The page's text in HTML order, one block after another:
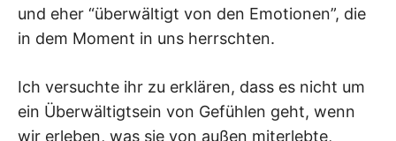
und eher “überwältigt von den Emotionen”, die
in dem Moment in uns herrschten.
Ich versuchte ihr zu erklären, dass es nicht um
ein Überwältigtsein von Gefühlen geht, wenn
wir erleben, was sie von außen miterlebte,